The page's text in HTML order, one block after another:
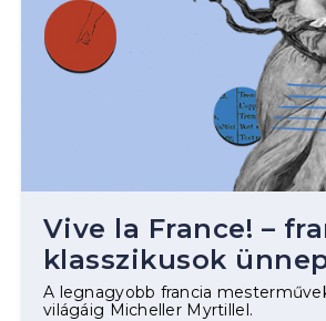
Vive la France! –
klasszikusok
A legnagyobb francia
világáig Micheller Myrtillel.